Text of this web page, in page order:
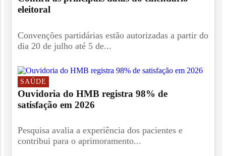
eleitoral
Convenções partidárias estão autorizadas a partir do
dia 20 de julho até 5 de...
SAÚDE
Ouvidoria do HMB registra 98% de
satisfação em 2026
Pesquisa avalia a experiência dos pacientes e
contribui para o aprimoramento...